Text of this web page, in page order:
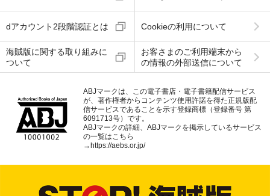
dアカウント2段階認証とは Cookieの利用について
海賊版に関する取り組みに
ついて
お客さまのご利用端末から
の情報の外部送信について
ABJマークは、この電子書店・電子書籍配信サービス
が、著作権者からコンテンツ使用許諾を得た正規版配
信サービスであることを示す登録商標（登録番号 第
6091713号）です。
ABJマークの詳細、ABJマークを掲示しているサービス
の一覧はこちら
→ https://aebs.or.jp/